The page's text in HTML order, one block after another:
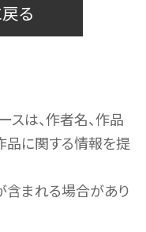
る
は、作者名、作品
品に関する情報を提
含まれる場合があり